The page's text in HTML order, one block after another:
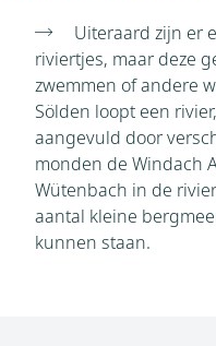
Uiteraard zijn er
riviertjes, maar deze
zwemmen of andere
Sölden loopt een
aangevuld door
monden de Windach
Wütenbach in de
aantal kleine
kunnen staan.